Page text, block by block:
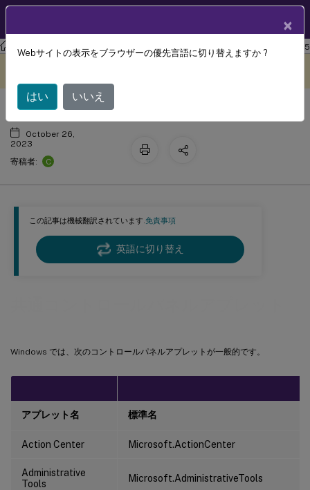
ワークスペース環境管理 Workspace Environment Management 2305
この記事は機械翻訳されています.免責事項
英語に切り替え
Windows では、次のコントロールパネルアプレットが一般的です。
アプレット名 標準名
Action Center Microsoft.ActionCenter
Administrative
Tools
Microsoft.AdministrativeTools
共通コントロールパネルアプレット
October 26,
2023
寄稿者:
C
×
Webサイトの表示をブラウザーの優先言語に切り替えますか ?
はい いいえ